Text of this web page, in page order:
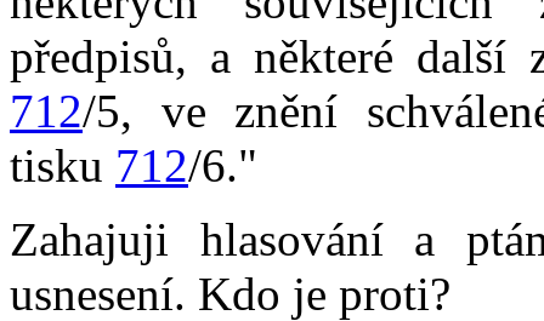
předpisů, a některé další
712/5, ve znění
tisku 712/6."
Zahajuji hlasování a
usnesení. Kdo je proti?